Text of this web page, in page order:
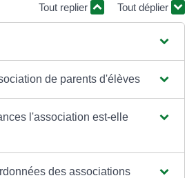
Tout replier Tout déplier
de parents d'élèves
l'association est-elle
des associations